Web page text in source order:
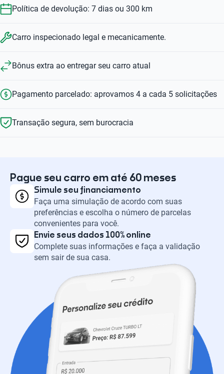
Política de devolução: 7 dias ou 300 km
Carro inspecionado legal e mecanicamente.
Bônus extra ao entregar seu carro atual
Pagamento parcelado: aprovamos 4 a cada 5 solicitações
Transação segura, sem burocracia
Pague seu carro em até 60 meses
Simule seu financiamento
Faça uma simulação de acordo com suas
preferências e escolha o número de parcelas
convenientes para você.
Envie seus dados 100% online
Complete suas informações e faça a validação
sem sair de sua casa.